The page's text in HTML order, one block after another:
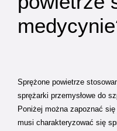
Sprężone powietrze
sprężarki przemysłowe do
Poniżej można zapoznać
musi charakteryzować się